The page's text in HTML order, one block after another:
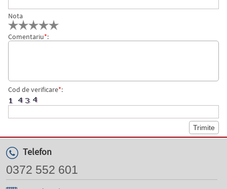
Nota
Comentariu*:
Cod de verificare*:
Telefon
0372 552 601